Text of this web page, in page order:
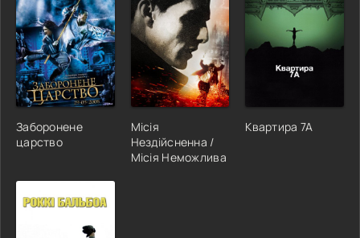
Заборонене
царство
Місія
Нездійсненна /
Місія Неможлива
Квартира 7А